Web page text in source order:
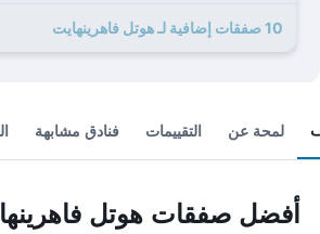
10 صفقات إضافية لـ هوتل فاهرينهايت
لمحة عن التقييمات فنادق مشابهة
أفضل صفقات هوتل